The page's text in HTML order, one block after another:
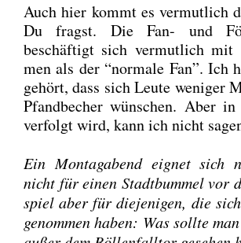
Auch hier kommt es ver­mut­lich
Du fragst. Die Fan- und
beschäf­tigt sich ver­mut­lich mit
men als der “nor­ma­le Fan”. Ich
gehört, dass sich Leu­te weni­ger
Pfand­be­cher wün­schen. Aber
ver­folgt wird, kann ich nicht
Ein Mon­tag­abend eig­net sich
nicht für einen Stadt­bum­mel vor
spiel aber für die­je­ni­gen, die
ge­nom­men haben: Was soll­te